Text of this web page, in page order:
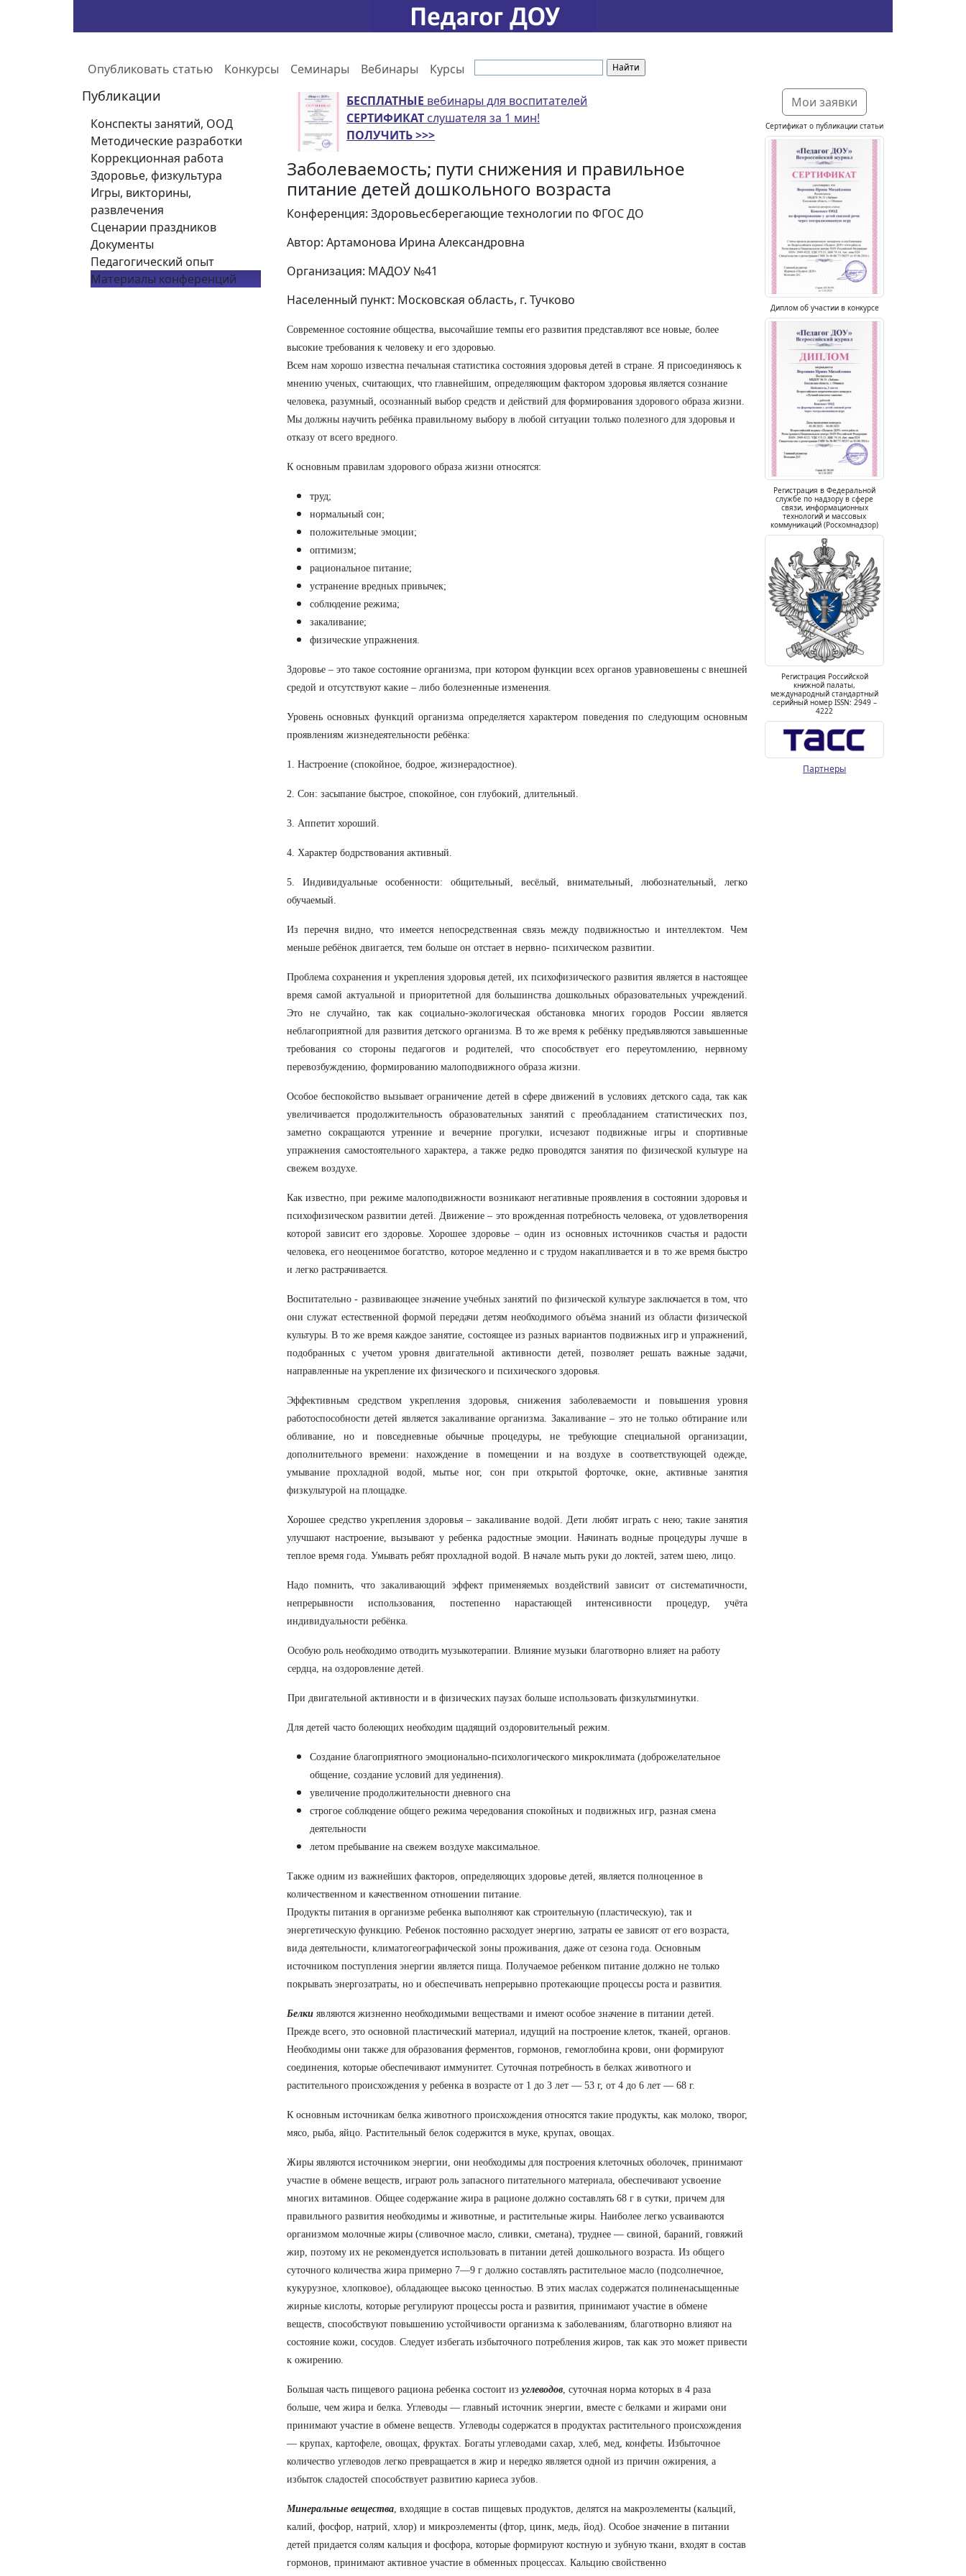
Опубликовать статью Конкурсы Семинары Вебинары Курсы
Публикации
Конспекты занятий, ООД
Методические разработки
Коррекционная работа
Здоровье, физкультура
Игры, викторины,
развлечения
Сценарии праздников
Документы
Педагогический опыт
Материалы конференций
БЕСПЛАТНЫЕ вебинары для воспитателей
СЕРТИФИКАТ слушателя за 1 мин!
ПОЛУЧИТЬ >>>
Заболеваемость; пути снижения и правильное
питание детей дошкольного возраста
Конференция: Здоровьесберегающие технологии по ФГОС ДО
Автор: Артамонова Ирина Александровна
Организация: МАДОУ №41
Населенный пункт: Московская область, г. Тучково
Современное состояние общества, высочайшие темпы его развития представляют все новые, более
высокие требования к человеку и его здоровью.
Всем нам хорошо известна печальная статистика состояния здоровья детей в стране. Я присоединяюсь к
мнению ученых, считающих, что главнейшим, определяющим фактором здоровья является сознание
человека, разумный, осознанный выбор средств и действий для формирования здорового образа жизни.
Мы должны научить ребёнка правильному выбору в любой ситуации только полезного для здоровья и
отказу от всего вредного.
К основным правилам здорового образа жизни относятся:
труд;
нормальный сон;
положительные эмоции;
оптимизм;
рациональное питание;
устранение вредных привычек;
соблюдение режима;
закаливание;
физические упражнения.
Здоровье – это такое состояние организма, при котором функции всех органов уравновешены с внешней
средой и отсутствуют какие – либо болезненные изменения.
Уровень основных функций организма определяется характером поведения по следующим основным
проявлениям жизнедеятельности ребёнка:
1. Настроение (спокойное, бодрое, жизнерадостное).
2. Сон: засыпание быстрое, спокойное, сон глубокий, длительный.
3. Аппетит хороший.
4. Характер бодрствования активный.
5. Индивидуальные особенности: общительный, весёлый, внимательный, любознательный, легко
обучаемый.
Из перечня видно, что имеется непосредственная связь между подвижностью и интеллектом. Чем
меньше ребёнок двигается, тем больше он отстает в нервно- психическом развитии.
Проблема сохранения и укрепления здоровья детей, их психофизического развития является в настоящее
время самой актуальной и приоритетной для большинства дошкольных образовательных учреждений.
Это не случайно, так как социально-экологическая обстановка многих городов России является
неблагоприятной для развития детского организма. В то же время к ребёнку предъявляются завышенные
требования со стороны педагогов и родителей, что способствует его переутомлению, нервному
перевозбуждению, формированию малоподвижного образа жизни.
Особое беспокойство вызывает ограничение детей в сфере движений в условиях детского сада, так как
увеличивается продолжительность образовательных занятий с преобладанием статистических поз,
заметно сокращаются утренние и вечерние прогулки, исчезают подвижные игры и спортивные
упражнения самостоятельного характера, а также редко проводятся занятия по физической культуре на
свежем воздухе.
Как известно, при режиме малоподвижности возникают негативные проявления в состоянии здоровья и
психофизическом развитии детей. Движение – это врожденная потребность человека, от удовлетворения
которой зависит его здоровье. Хорошее здоровье – один из основных источников счастья и радости
человека, его неоценимое богатство, которое медленно и с трудом накапливается и в то же время быстро
и легко растрачивается.
Воспитательно - развивающее значение учебных занятий по физической культуре заключается в том, что
они служат естественной формой передачи детям необходимого объёма знаний из области физической
культуры. В то же время каждое занятие, состоящее из разных вариантов подвижных игр и упражнений,
подобранных с учетом уровня двигательной активности детей, позволяет решать важные задачи,
направленные на укрепление их физического и психического здоровья.
Эффективным средством укрепления здоровья, снижения заболеваемости и повышения уровня
работоспособности детей является закаливание организма. Закаливание – это не только обтирание или
обливание, но и повседневные обычные процедуры, не требующие специальной организации,
дополнительного времени: нахождение в помещении и на воздухе в соответствующей одежде,
умывание прохладной водой, мытье ног, сон при открытой форточке, окне, активные занятия
физкультурой на площадке.
Хорошее средство укрепления здоровья – закаливание водой. Дети любят играть с нею; такие занятия
улучшают настроение, вызывают у ребенка радостные эмоции. Начинать водные процедуры лучше в
теплое время года. Умывать ребят прохладной водой. В начале мыть руки до локтей, затем шею, лицо.
Надо помнить, что закаливающий эффект применяемых воздействий зависит от систематичности,
непрерывности использования, постепенно нарастающей интенсивности процедур, учёта
индивидуальности ребёнка.
Особую роль необходимо отводить музыкотерапии. Влияние музыки благотворно влияет на работу
сердца, на оздоровление детей.
При двигательной активности и в физических паузах больше использовать физкультминутки.
Для детей часто болеющих необходим щадящий оздоровительный режим.
Создание благоприятного эмоционально-психологического микроклимата (доброжелательное
общение, создание условий для уединения).
увеличение продолжительности дневного сна
строгое соблюдение общего режима чередования спокойных и подвижных игр, разная смена
деятельности
летом пребывание на свежем воздухе максимальное.
Также одним из важнейших факторов, определяющих здоровье детей, является полноценное в
количественном и качественном отношении питание.
Продукты питания в организме ребенка выполняют как строительную (пластическую), так и
энергетическую функцию. Ребенок постоянно расходует энергию, затраты ее зависят от его возраста,
вида деятельности, климатогеографической зоны проживания, даже от сезона года. Основным
источником поступления энергии является пища. Получаемое ребенком питание должно не только
покрывать энергозатраты, но и обеспечивать непрерывно протекающие процессы роста и развития.
Белки являются жизненно необходимыми веществами и имеют особое значение в питании детей.
Прежде всего, это основной пластический материал, идущий на построение клеток, тканей, органов.
Необходимы они также для образования ферментов, гормонов, гемоглобина крови, они формируют
соединения, которые обеспечивают иммунитет. Суточная потребность в белках животного и
растительного происхождения у ребенка в возрасте от 1 до 3 лет — 53 г, от 4 до 6 лет — 68 г.
К основным источникам белка животного происхождения относятся такие продукты, как молоко, творог,
мясо, рыба, яйцо. Растительный белок содержится в муке, крупах, овощах.
Жиры являются источником энергии, они необходимы для построения клеточных оболочек, принимают
участие в обмене веществ, играют роль запасного питательного материала, обеспечивают усвоение
многих витаминов. Общее содержание жира в рационе должно составлять 68 г в сутки, причем для
правильного развития необходимы и животные, и растительные жиры. Наиболее легко усваиваются
организмом молочные жиры (сливочное масло, сливки, сметана), труднее — свиной, бараний, говяжий
жир, поэтому их не рекомендуется использовать в питании детей дошкольного возраста. Из общего
суточного количества жира примерно 7—9 г должно составлять растительное масло (подсолнечное,
кукурузное, хлопковое), обладающее высоко ценностью. В этих маслах содержатся полиненасыщенные
жирные кислоты, которые регулируют процессы роста и развития, принимают участие в обмене
веществ, способствуют повышению устойчивости организма к заболеваниям, благотворно влияют на
состояние кожи, сосудов. Следует избегать избыточного потребления жиров, так как это может привести
к ожирению.
Большая часть пищевого рациона ребенка состоит из углеводов, суточная норма которых в 4 раза
больше, чем жира и белка. Углеводы — главный источник энергии, вместе с белками и жирами они
принимают участие в обмене веществ. Углеводы содержатся в продуктах растительного происхождения
— крупах, картофеле, овощах, фруктах. Богаты углеводами сахар, хлеб, мед, конфеты. Избыточное
количество углеводов легко превращается в жир и нередко является одной из причин ожирения, а
избыток сладостей способствует развитию кариеса зубов.
Минеральные вещества, входящие в состав пищевых продуктов, делятся на макроэлементы (кальций,
калий, фосфор, натрий, хлор) и микроэлементы (фтор, цинк, медь, йод). Особое значение в питании
детей придается солям кальция и фосфора, которые формируют костную и зубную ткани, входят в состав
гормонов, принимают активное участие в обменных процессах. Кальцию свойственно
Мои заявки
Сертификат о публикации статьи
Диплом об участии в конкурсе
Регистрация в Федеральной
службе по надзору в сфере
связи, информационных
технологий и массовых
коммуникаций (Роскомнадзор)
Регистрация Российской
книжной палаты,
международный стандартный
серийный номер ISSN: 2949 –
4222
Партнеры